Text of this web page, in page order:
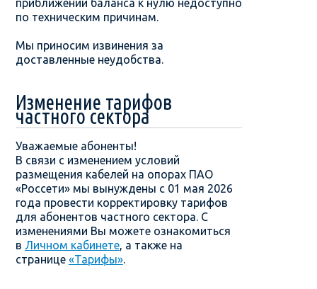
приближении баланса к нулю недоступно
по техническим причинам.
Мы приносим извинения за
доставленные неудобства.
Изменение тарифов
частного сектора
Уважаемые абоненты!
В связи с изменением условий
размещения кабелей на опорах ПАО
«Россети» мы вынуждены с 01 мая 2026
года провести корректировку тарифов
для абонентов частного сектора. С
изменениями Вы можете ознакомиться
в Личном кабинете, а также на
странице «Тарифы».